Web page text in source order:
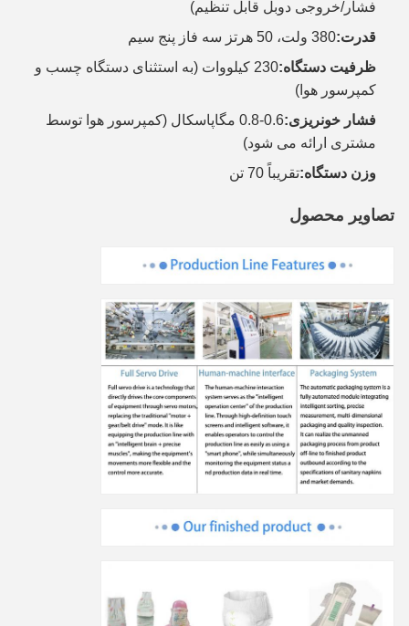
فشار/خروجی دوبل قابل تنظیم)
قدرت:380 ولت، 50 هرتز سه فاز پنج سیم
ظرفیت دستگاه:
230 کیلووات (به استثنای دستگاه چسب و
کمپرسور هوا)
فشار خونریزی:
0.6-0.8 مگاپاسکال (کمپرسور هوا توسط
مشتری ارائه می شود)
وزن دستگاه:تقریباً 70 تن
تصاویر محصول